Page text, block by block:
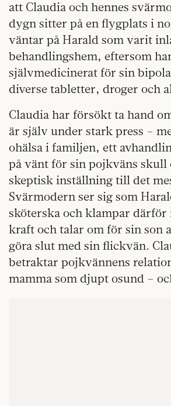
att Claudia och hennes
dygn sitter på en flygplats i
väntar på Harald som varit
behandlingshem, eftersom
självmedicinerat för sin
diverse tabletter, droger och
Claudia har försökt ta hand
är själv under stark press –
ohälsa i familjen, ett
på vänt för sin pojkväns skull
skeptisk inställning till det
Svärmodern ser sig som
sköterska och klampar
kraft och talar om för sin son
göra slut med sin flickvän.
betraktar pojkvännens
mamma som djupt osund –